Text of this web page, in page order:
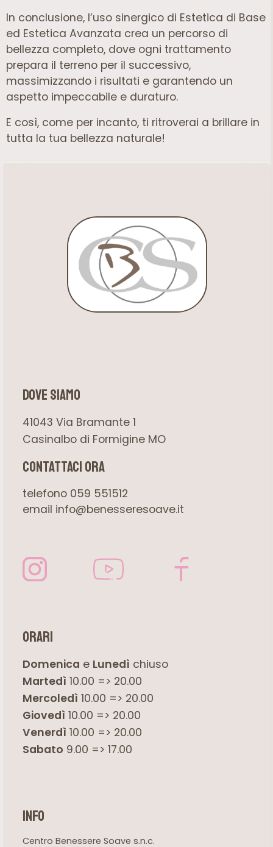
In conclusione, l’uso sinergico di Estetica di Base
ed Estetica Avanzata crea un percorso di
bellezza completo, dove ogni trattamento
prepara il terreno per il successivo,
massimizzando i risultati e garantendo un
aspetto impeccabile e duraturo.
E così, come per incanto, ti ritroverai a brillare in
tutta la tua bellezza naturale!
dove siamo
41043 Via Bramante 1
Casinalbo di Formigine MO
Contattaci ora
telefono 059 551512
email info@benesseresoave.it
orari
Domenica e Lunedì chiuso
Martedì 10.00 => 20.00
Mercoledì 10.00 => 20.00
Giovedì 10.00 => 20.00
Venerdì 10.00 => 20.00
Sabato 9.00 => 17.00
info
Centro Benessere Soave s.n.c.